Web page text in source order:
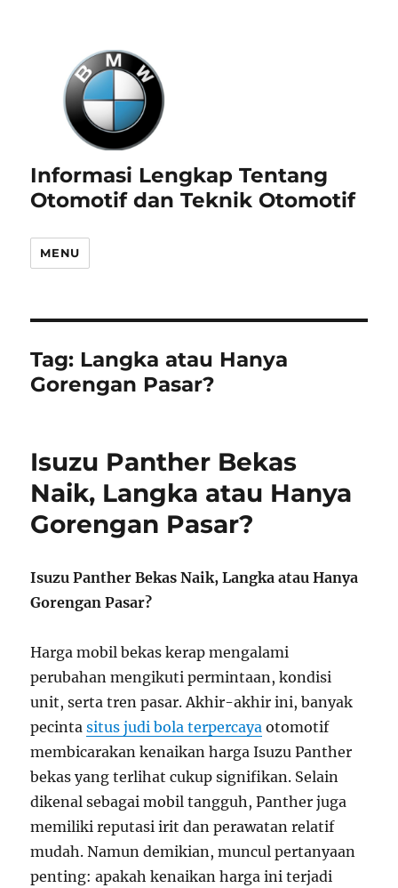
Informasi Lengkap Tentang
Otomotif dan Teknik Otomotif
MENU
Tag: Langka atau Hanya
Gorengan Pasar?
Isuzu Panther Bekas
Naik, Langka atau Hanya
Gorengan Pasar?
Isuzu Panther Bekas Naik, Langka atau Hanya
Gorengan Pasar?
Harga mobil bekas kerap mengalami
perubahan mengikuti permintaan, kondisi
unit, serta tren pasar. Akhir-akhir ini, banyak
pecintasitus judi bola terpercaya otomotif
membicarakan kenaikan harga Isuzu Panther
bekas yang terlihat cukup signifikan. Selain
dikenal sebagai mobil tangguh, Panther juga
memiliki reputasi irit dan perawatan relatif
mudah. Namun demikian, muncul pertanyaan
penting: apakah kenaikan harga ini terjadi